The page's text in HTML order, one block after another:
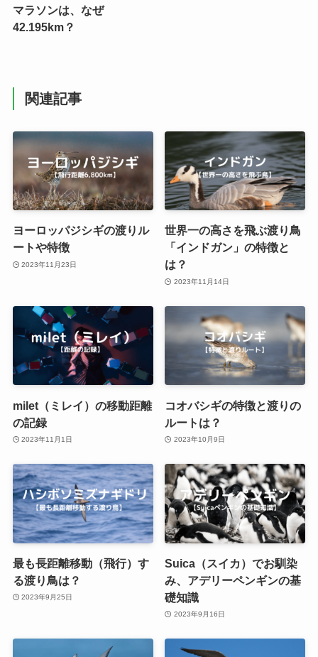
マラソンは、なぜ
42.195km？
関連記事
ヨーロッパジシギの渡りル
ートや特徴
2023年11月23日
世界一の高さを飛ぶ渡り鳥
「インドガン」の特徴と
は？
2023年11月14日
milet（ミレイ）の移動距離
の記録
2023年11月1日
コオバシギの特徴と渡りの
ルートは？
2023年10月9日
最も長距離移動（飛行）す
る渡り鳥は？
2023年9月25日
Suica（スイカ）でお馴染
み、アデリーペンギンの基
礎知識
2023年9月16日